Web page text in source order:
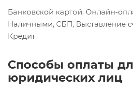
Банковской картой, Онлайн-
Наличными, СБП, Выставление
Кредит
Способы оплаты
юридических лиц